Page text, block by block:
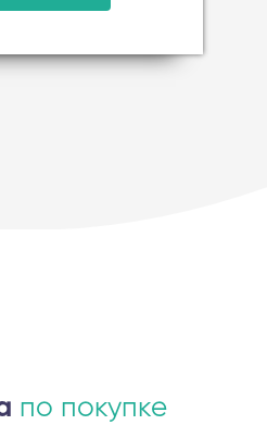
по покупке